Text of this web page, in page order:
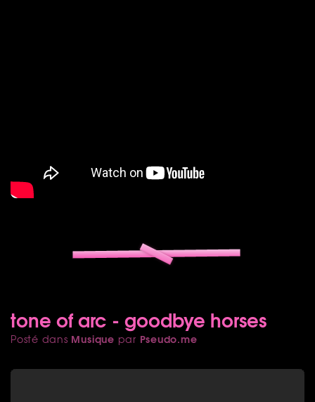
tone of arc - goodbye horses
Posté dans Musique par Pseudo.me